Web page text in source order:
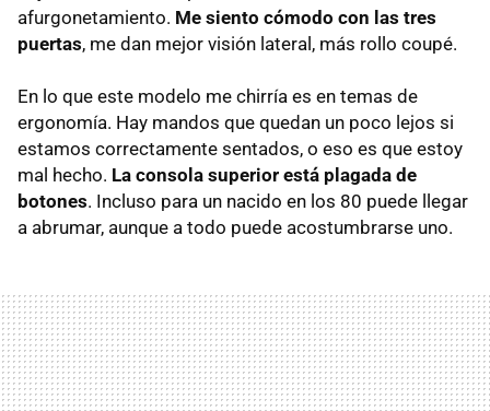
afurgonetamiento. Me siento cómodo con las tres
puertas, me dan mejor visión lateral, más rollo coupé.
En lo que este modelo me chirría es en temas de
ergonomía. Hay mandos que quedan un poco lejos si
estamos correctamente sentados, o eso es que estoy
mal hecho. La consola superior está plagada de
botones. Incluso para un nacido en los 80 puede llegar
a abrumar, aunque a todo puede acostumbrarse uno.